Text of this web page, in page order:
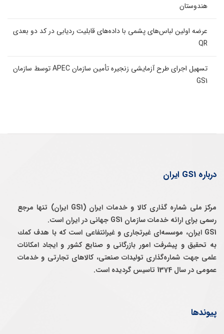
هندوستان
عرضه اولین لباس‌های پشمی با داده‌های قابلیت ردیابی در کد دو بعدی
QR
تسهیل اجرای طرح آزمایشی زنجیره تأمین سازمان APEC توسط سازمان
GS1
درباره GS1 ایران
مرکز ملی شماره گذاری کالا و خدمات ایران (GS1 ایران) تنها مرجع
رسمی برای ارائه خدمات سازمان GS1 جهانی در ایران است.
GS1 ایران، موسسه‌ای غيرتجاری و غيرانتفاعی است كه با هدف كمك
به تحقيق و پيشرفت امور بازرگانی و صنايع كشور و ايجاد امكانات
علمی جهت شماره‌گذاری توليدات صنعتی، كالاهای تجارتی و خدمات
عمومی در سال 1374 تاسيس گرديده است.
پیوندها